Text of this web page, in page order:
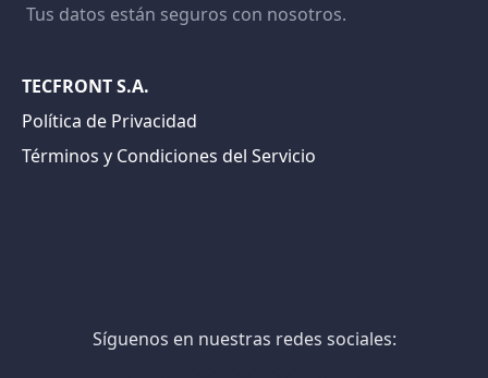
Tus datos están seguros con nosotros.
TECFRONT S.A.
Política de Privacidad
Términos y Condiciones del Servicio
Síguenos en nuestras redes sociales: